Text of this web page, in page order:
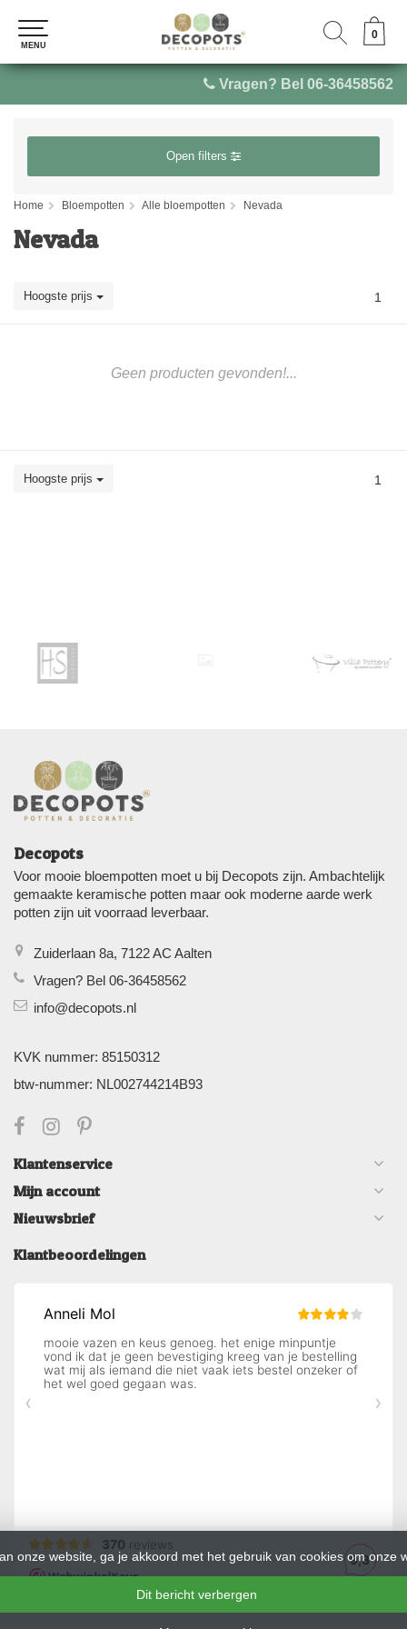
Vragen? Bel 06-36458562
0
MENU
0
MENU
Open filters
Home Bloempotten Alle bloempotten Nevada
Nevada
Hoogste prijs 1
Geen producten gevonden!...
Hoogste prijs 1
Decopots
Voor mooie bloempotten moet u bij Decopots zijn. Ambachtelijk
gemaakte keramische potten maar ook moderne aarde werk
potten zijn uit voorraad leverbaar.
Zuiderlaan 8a, 7122 AC Aalten
Vragen? Bel 06-36458562
info@decopots.nl
KVK nummer: 85150312
btw-nummer: NL002744214B93
Klantenservice
Mijn account
Nieuwsbrief
Klantbeoordelingen
onze website, ga je akkoord met het gebruik van cookies om onze
Dit bericht verbergen